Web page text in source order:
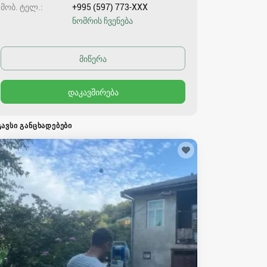
მობ. ტელ.
+995 (597) 773-XXX
ნომრის ჩვენება
ᲒᲐᲜᲪᲮᲐᲓᲔᲑᲔᲑᲘ